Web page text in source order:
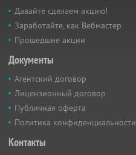
Давайте сделаем акцию!
Заработайте, как Вебмастер
Прошедшие акции
Документы
Агентский договор
Лицензионный договор
Публичная оферта
Политика конфиденциальности
Контакты